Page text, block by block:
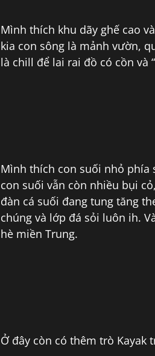
Mình thích khu dãy ghế cao
kia con sông là mảnh vườn,
là chill để lai rai đồ có cồn và
Mình thích con suối nhỏ phía
con suối vẫn còn nhiều bụi
đàn cá suối đang tung tăng
chúng và lớp đá sỏi luôn ih.
hè miền Trung.
Ở đây còn có thêm trò Kayak